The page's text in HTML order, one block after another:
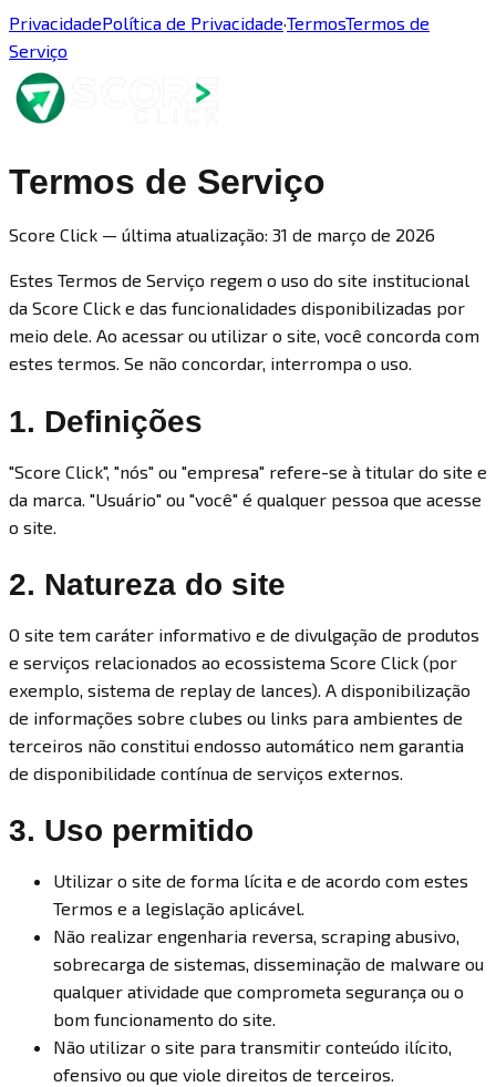
PrivacidadePolítica de Privacidade·TermosTermos de
Serviço
Termos de Serviço
Score Click — última atualização: 31 de março de 2026
Estes Termos de Serviço regem o uso do site institucional
da Score Click e das funcionalidades disponibilizadas por
meio dele. Ao acessar ou utilizar o site, você concorda com
estes termos. Se não concordar, interrompa o uso.
1. Definições
"Score Click", "nós" ou "empresa" refere-se à titular do site e
da marca. "Usuário" ou "você" é qualquer pessoa que acesse
o site.
2. Natureza do site
O site tem caráter informativo e de divulgação de produtos
e serviços relacionados ao ecossistema Score Click (por
exemplo, sistema de replay de lances). A disponibilização
de informações sobre clubes ou links para ambientes de
terceiros não constitui endosso automático nem garantia
de disponibilidade contínua de serviços externos.
3. Uso permitido
Utilizar o site de forma lícita e de acordo com estes
Termos e a legislação aplicável.
Não realizar engenharia reversa, scraping abusivo,
sobrecarga de sistemas, disseminação de malware ou
qualquer atividade que comprometa segurança ou o
bom funcionamento do site.
Não utilizar o site para transmitir conteúdo ilícito,
ofensivo ou que viole direitos de terceiros.